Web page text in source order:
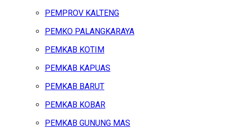
PEMPROV KALTENG
PEMKO PALANGKARAYA
PEMKAB KOTIM
PEMKAB KAPUAS
PEMKAB BARUT
PEMKAB KOBAR
PEMKAB GUNUNG MAS